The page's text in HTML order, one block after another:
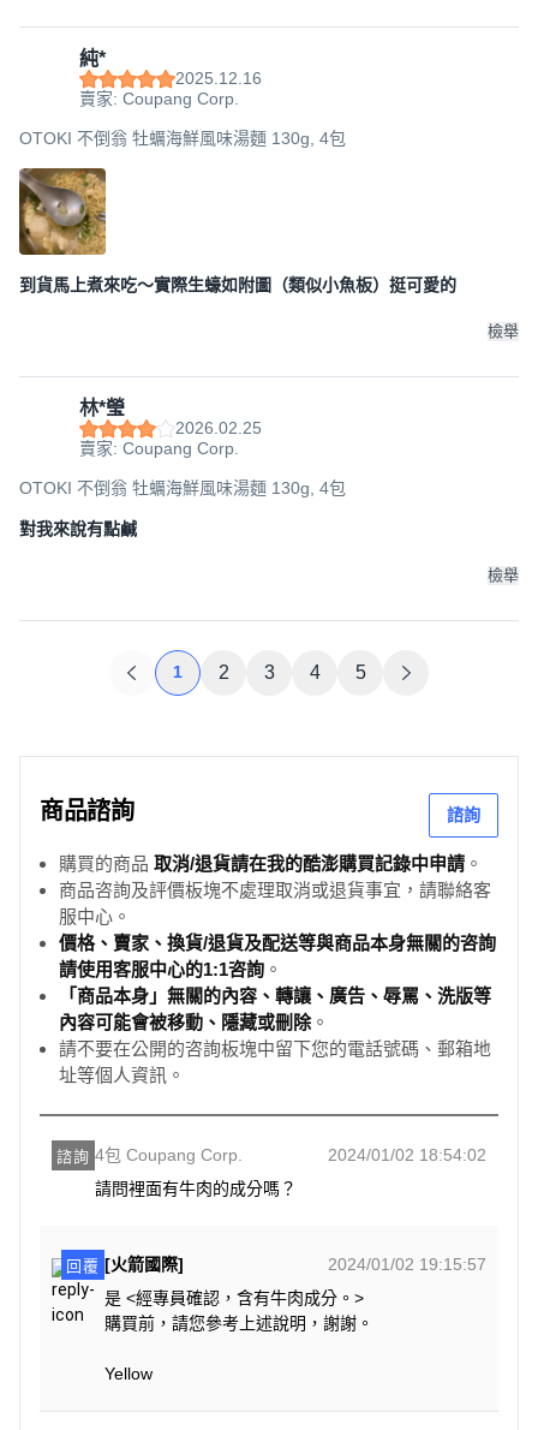
純*
2025.12.16
賣家: Coupang Corp.
OTOKI 不倒翁 牡蠣海鮮風味湯麵 130g, 4包
到貨馬上煮來吃～實際生蠔如附圖（類似小魚板）挺可愛的
檢舉
林*瑩
2026.02.25
賣家: Coupang Corp.
OTOKI 不倒翁 牡蠣海鮮風味湯麵 130g, 4包
對我來說有點鹹
檢舉
1 2 3 4 5
商品諮詢 諮詢
購買的商品 取消/退貨請在我的酷澎購買記錄中申請 。
商品咨詢及評價板塊不處理取消或退貨事宜，請聯絡客
服中心。
價格、賣家、換貨/退貨及配送等與商品本身無關的咨詢
請使用客服中心的1:1咨詢 。
「商品本身」無關的內容、轉讓、廣告、辱罵、洗版等
內容可能會被移動、隱藏或刪除。
請不要在公開的咨詢板塊中留下您的電話號碼、郵箱地
址等個人資訊。
諮詢 4包 Coupang Corp.
2024/01/02 18:54:02
請問裡面有牛肉的成分嗎？
回覆 [火箭國際]
2024/01/02 19:15:57
是 <經專員確認，含有牛肉成分。>
購買前，請您參考上述說明，謝謝。
Yellow